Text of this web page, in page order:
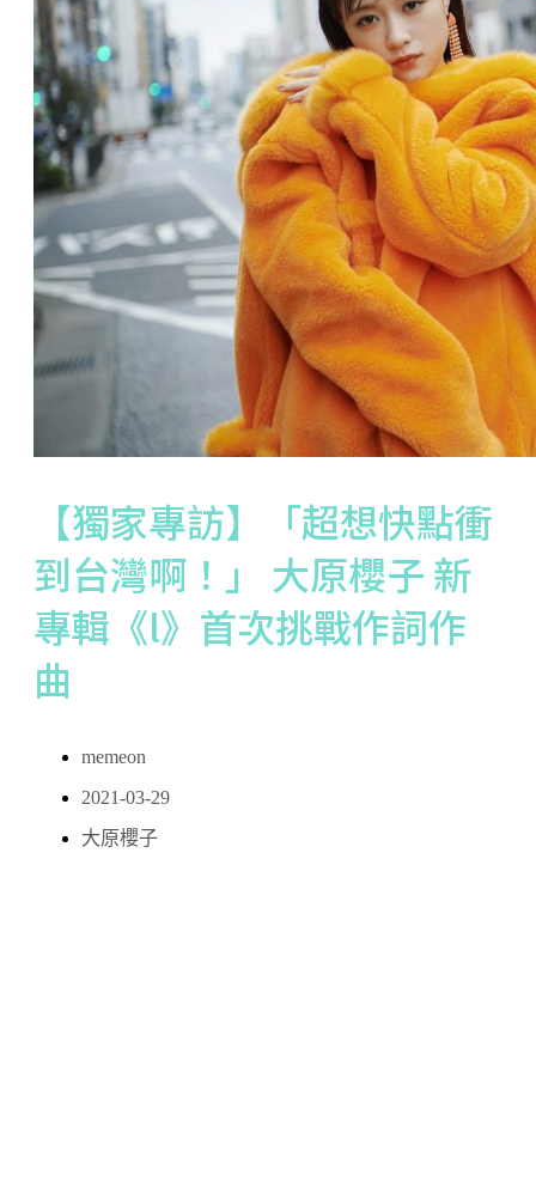
【獨家專訪】「超想快點衝
到台灣啊！」 大原櫻子 新
專輯《l》首次挑戰作詞作
曲
memeon
2021-03-29
大原櫻子